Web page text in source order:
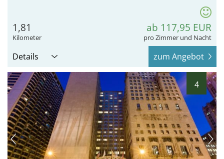
1,81
Kilometer
ab 117,95 EUR
pro Zimmer und Nacht
Details zum Angebot
4